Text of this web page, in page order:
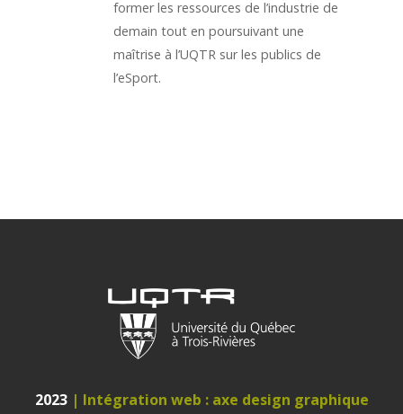
former les ressources de l’industrie de
demain tout en poursuivant une
maîtrise à l’UQTR sur les publics de
l’eSport.
2023 | Intégration web : axe design graphique